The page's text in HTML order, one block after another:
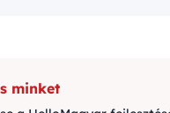
minket